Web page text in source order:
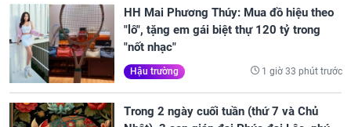
HH Mai Phương Thúy: Mua đồ hiệu theo
"lô", tặng em gái biệt thự 120 tỷ trong
"nốt nhạc"
Hậu trường 1 giờ 33 phút trước
Trong 2 ngày cuối tuần (thứ 7 và Chủ